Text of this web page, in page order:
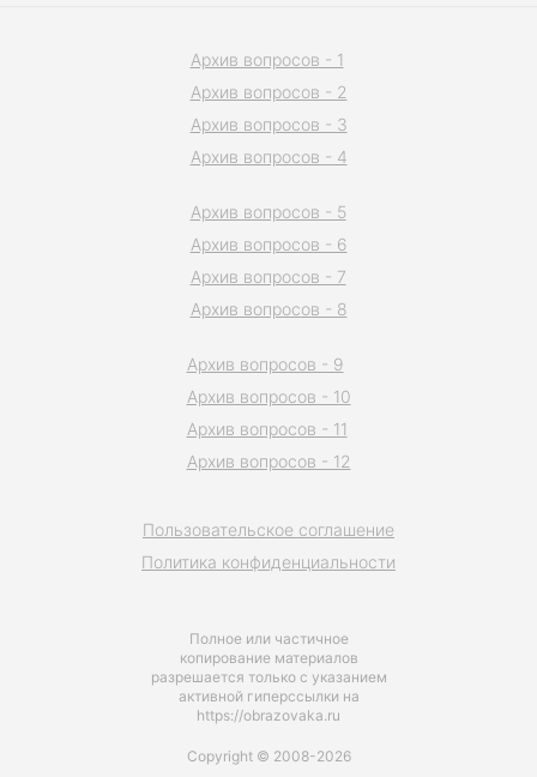
Полное или частичное
копирование материалов
разрешается только с указанием
активной гиперссылки на
https://obrazovaka.ru
Пользовательское соглашение
Политика конфиденциальности
Архив вопросов - 1
Архив вопросов - 2
Архив вопросов - 3
Архив вопросов - 4
Архив вопросов - 5
Архив вопросов - 6
Архив вопросов - 7
Архив вопросов - 8
Архив вопросов - 9
Архив вопросов - 10
Архив вопросов - 11
Архив вопросов - 12
Copyright © 2008-2026